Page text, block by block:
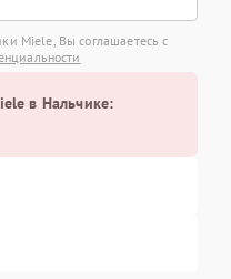
Miele, Вы соглашаетесь с
в Нальчике: